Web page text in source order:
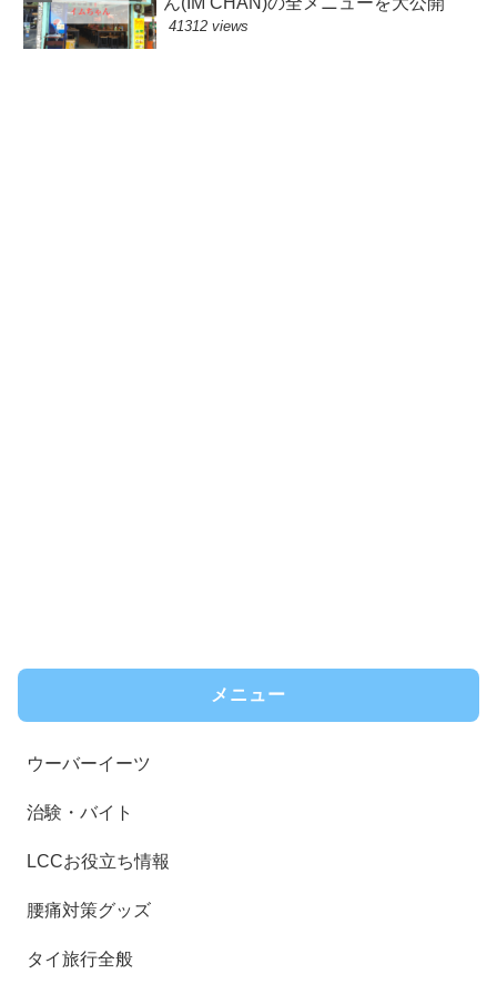
41312 views
メニュー
ウーバーイーツ
治験・バイト
LCCお役立ち情報
腰痛対策グッズ
タイ旅行全般